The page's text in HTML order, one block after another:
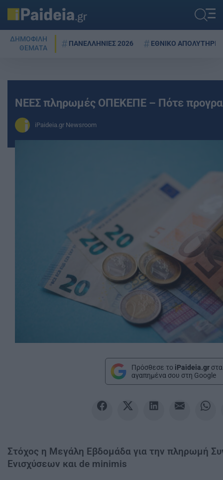
ΔΗΜΟΦΙΛΗ
ΘΕΜΑΤΑ
ΠΑΝΕΛΛΗΝΙΕΣ 2026 ΕΘΝΙΚΟ ΑΠΟΛΥΤΗΡΙΟ
ΝΕΕΣ πληρωμές ΟΠΕΚΕΠΕ – Πότε
iPaideia.gr Newsroom
Πρόσθεσε το iPaideia.gr στα
αγαπημένα σου στη Google
Στόχος η Μεγάλη Εβδομάδα για την πληρωμή
Ενισχύσεων και de minimis